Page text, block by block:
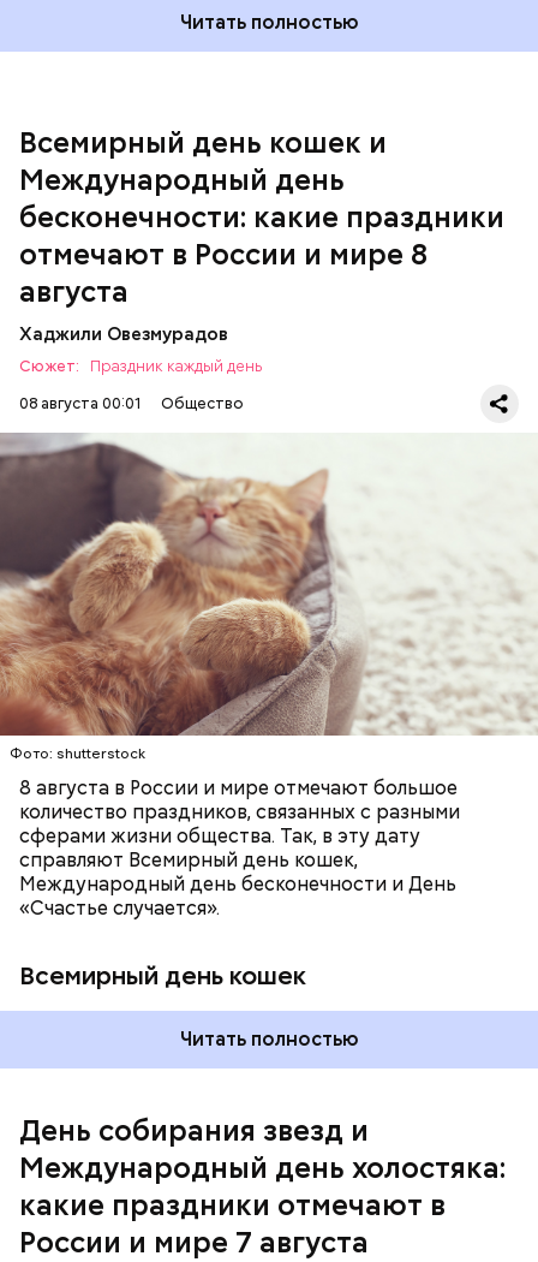
Читать полностью
Всемирный день кошек и
Международный день
бесконечности: какие праздники
отмечают в России и мире 8
августа
Хаджили Овезмурадов
Сюжет:
Праздник каждый день
08 августа 00:01
Общество
Фото: shutterstock
8 августа в России и мире отмечают большое
количество праздников, связанных с разными
сферами жизни общества. Так, в эту дату
справляют Всемирный день кошек,
Международный день бесконечности и День
«Счастье случается».
Всемирный день кошек
Инициатором Всемирного дня кошек в 2002 году
стал международный фонд Animal Welfare. В этот
праздник котам демонстрируют свою любовь и
почитание. Можно купить своему питомцу его
любимое лакомство или новую игрушку. В
некоторых странах в эту дату открываются
специальные парки для выгуливания котов,
кошачьи магазины и другие заведения.
Международный день бесконечности
Читать полностью
ПРАЗДНИКИ ЖИВОТНЫЕ
МАТЕМАТИКА
КОШКИ
ПСИХОЛОГИЯ
День собирания звезд и
Международный день холостяка:
какие праздники отмечают в
России и мире 7 августа
Международный день холостяка
В Международный день холостяка все мужчины
без пары видятся со своими друзьями, устраивают
вечеринки, играют в видеоигры и проводят время,
наслаждаясь свободой и независимостью, пока
это возможно, ведь может быть и так, что через год
они уже не будут холостяками.
День малины со сливками